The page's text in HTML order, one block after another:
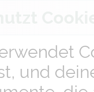
und